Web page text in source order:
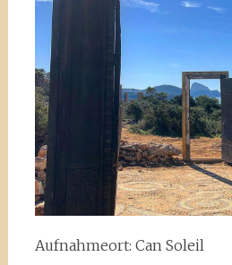
Aufnahmeort: Can Soleil